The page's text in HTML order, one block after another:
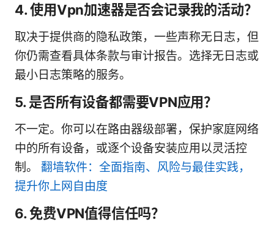
4. 使用Vpn加速器是否会记录我的活动？
取决于提供商的隐私政策，一些声称无日志，但
你仍需查看具体条款与审计报告。选择无日志或
最小日志策略的服务。
5. 是否所有设备都需要VPN应用？
不一定。你可以在路由器级部署，保护家庭网络
中的所有设备，或逐个设备安装应用以灵活控
制。 翻墙软件：全面指南、风险与最佳实践，
提升你上网自由度
6. 免费VPN值得信任吗？